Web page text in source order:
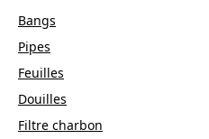
Bangs
Pipes
Feuilles
Douilles
Filtre charbon